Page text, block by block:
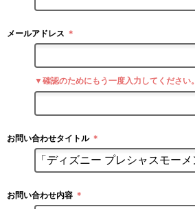
メールアドレス ＊
▼確認のためにもう一度入力してください。
お問い合わせタイトル ＊
お問い合わせ内容 ＊